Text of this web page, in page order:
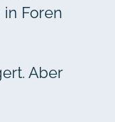
Foren
Aber